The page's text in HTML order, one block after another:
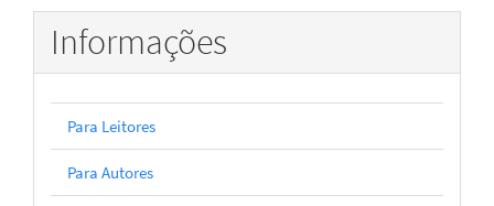
Informações
Para Leitores
Para Autores